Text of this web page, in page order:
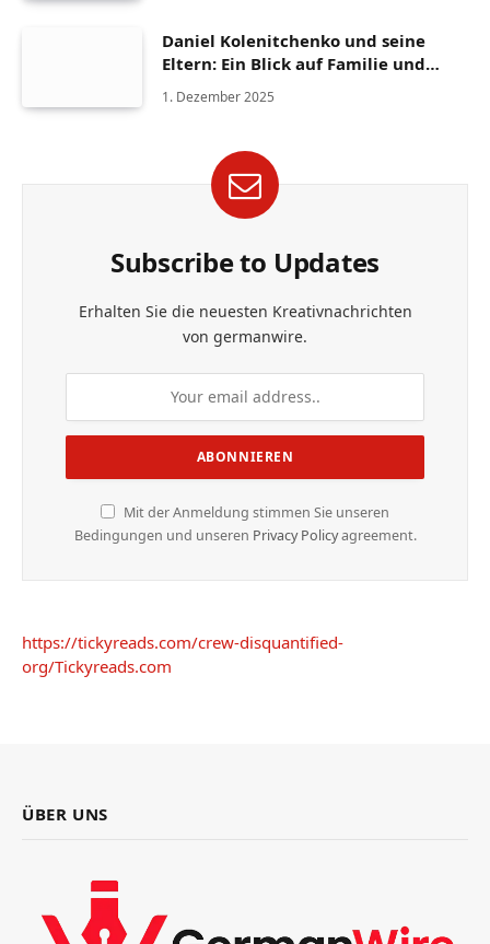
Daniel Kolenitchenko und seine
Eltern: Ein Blick auf Familie und
Herkunft
1. Dezember 2025
Subscribe to Updates
Erhalten Sie die neuesten Kreativnachrichten
von germanwire.
Mit der Anmeldung stimmen Sie unseren
Bedingungen und unseren Privacy Policyagreement.
https://tickyreads.com/crew-disquantified-
org/Tickyreads.com
ÜBER UNS